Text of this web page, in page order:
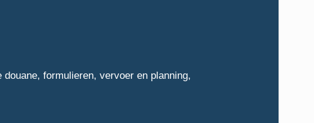
formulieren, vervoer en planning,